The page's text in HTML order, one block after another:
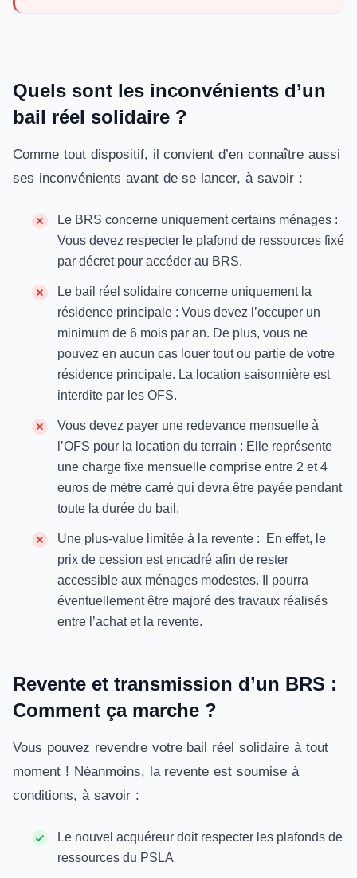
Quels sont les inconvénients d’un
bail réel solidaire ?
Comme tout dispositif, il convient d’en connaître aussi
ses inconvénients avant de se lancer, à savoir :
Le BRS concerne uniquement certains ménages :
Vous devez respecter le plafond de ressources fixé
par décret pour accéder au BRS.
Le bail réel solidaire concerne uniquement la
résidence principale : Vous devez l’occuper un
minimum de 6 mois par an. De plus, vous ne
pouvez en aucun cas louer tout ou partie de votre
résidence principale. La location saisonnière est
interdite par les OFS.
Vous devez payer une redevance mensuelle à
l’OFS pour la location du terrain : Elle représente
une charge fixe mensuelle comprise entre 2 et 4
euros de mètre carré qui devra être payée pendant
toute la durée du bail.
Une plus-value limitée à la revente : En effet, le
prix de cession est encadré afin de rester
accessible aux ménages modestes. Il pourra
éventuellement être majoré des travaux réalisés
entre l’achat et la revente.
Revente et transmission d’un BRS :
Comment ça marche ?
Vous pouvez revendre votre bail réel solidaire à tout
moment ! Néanmoins, la revente est soumise à
conditions, à savoir :
Le nouvel acquéreur doit respecter les plafonds de
ressources du PSLA